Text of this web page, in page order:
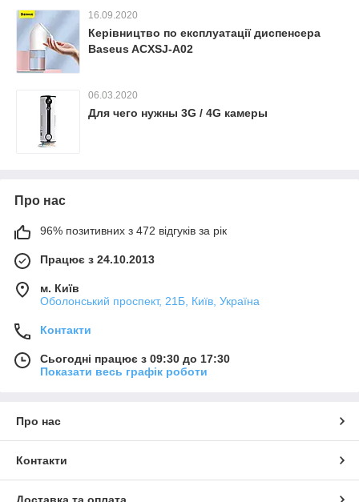
16.09.2020
Керівництво по експлуатації диспенсера
Baseus ACXSJ-A02
06.03.2020
Для чего нужны 3G / 4G камеры
Про нас
96% позитивних з 472 відгуків за рік
Працює з 24.10.2013
м. Київ
Оболонський проспект, 21Б, Київ, Україна
Контакти
Сьогодні працює з 09:30 до 17:30
Показати весь графік роботи
Про нас
Контакти